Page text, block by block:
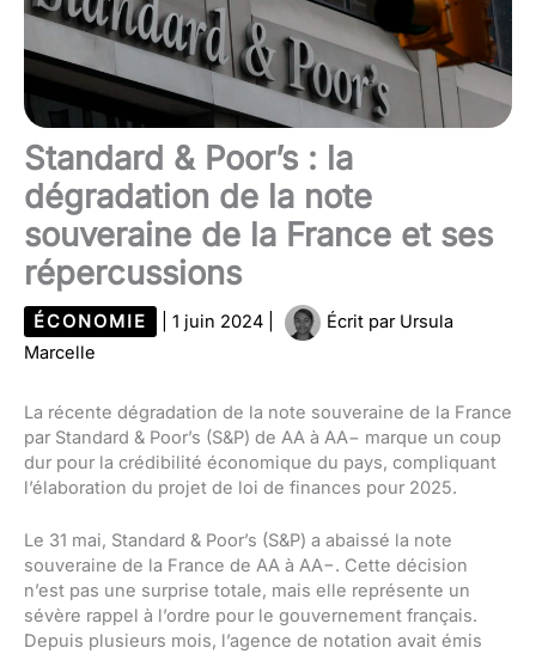
Standard & Poor’s : la
dégradation de la note
souveraine de la France et ses
répercussions
ÉCONOMIE 1 juin 2024 Écrit par Ursula
Marcelle
La récente dégradation de la note souveraine de la France
par Standard & Poor’s (S&P) de AA à AA− marque un coup
dur pour la crédibilité économique du pays, compliquant
l’élaboration du projet de loi de finances pour 2025.
Le 31 mai, Standard & Poor’s (S&P) a abaissé la note
souveraine de la France de AA à AA−. Cette décision
n’est pas une surprise totale, mais elle représente un
sévère rappel à l’ordre pour le gouvernement français.
Depuis plusieurs mois, l’agence de notation avait émis